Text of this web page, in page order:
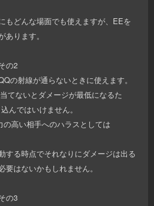
もどんな場面でも使えますが、EEを
ります。
の2
の射線が通らないときに使えます。
てないとダメージが最低になるた
んではいけません。
高い相手へのハラスとしては
する時点でそれなりにダメージは出る
はないかもしれません。
の3